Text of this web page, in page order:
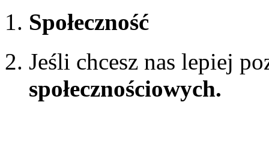
Społeczność
Jeśli chcesz nas lepiej
społecznościowych.